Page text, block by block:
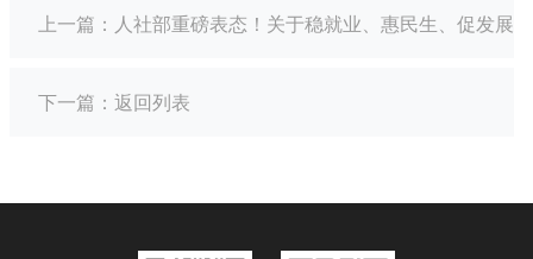
上一篇： 人社部重磅表态！关于稳就业、惠民生、促发展
下一篇： 返回列表